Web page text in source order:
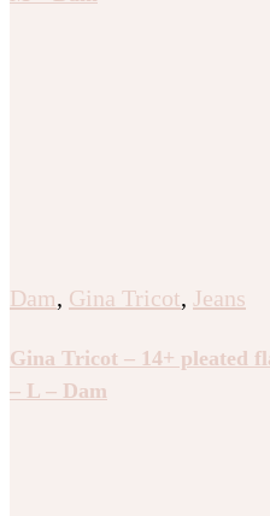
Dam, Gina Tricot, Jeans
Gina Tricot – 14+ pleated
– L – Dam